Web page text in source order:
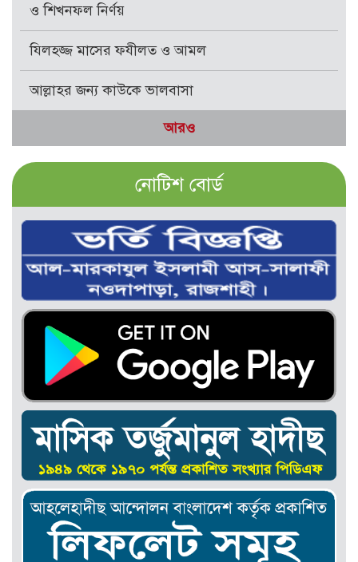
ও শিখনফল নির্ণয়
যিলহজ্জ মাসের ফযীলত ও আমল
আল্লাহর জন্য কাউকে ভালবাসা
আরও
নোটিশ বোর্ড